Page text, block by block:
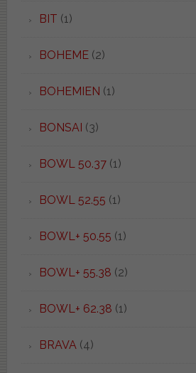
BIT (1)
BOHEME(2)
BOHEMIEN (1)
BONSAI (3)
BOWL 50.37(1)
BOWL 52.55 (1)
BOWL+ 50.55 (1)
BOWL+ 55.38 (2)
BOWL+ 62.38 (1)
BRAVA (4)